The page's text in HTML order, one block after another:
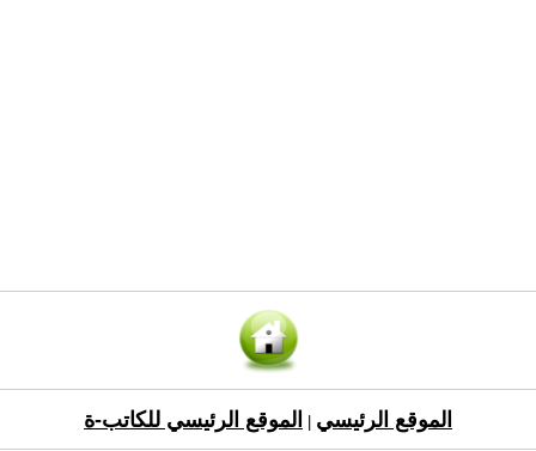
الموقع الرئيسي الموقع الرئيسي للكاتب-ة